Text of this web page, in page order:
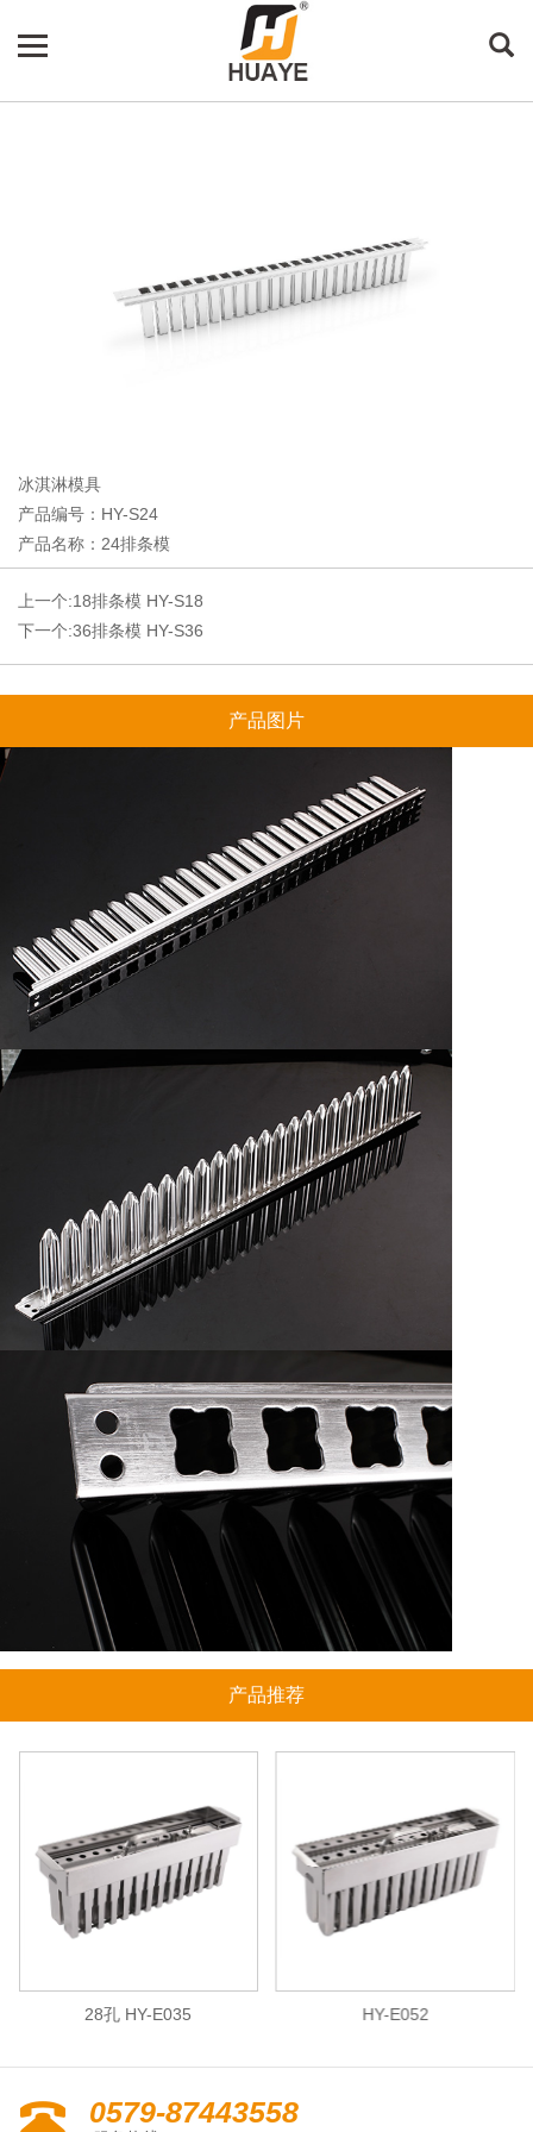
冰淇淋模具
产品编号：HY-S24
产品名称：24排条模
上一个:18排条模 HY-S18
下一个:36排条模 HY-S36
产品图片
产品推荐
28孔 HY-E035 HY-E052
0579-87443558